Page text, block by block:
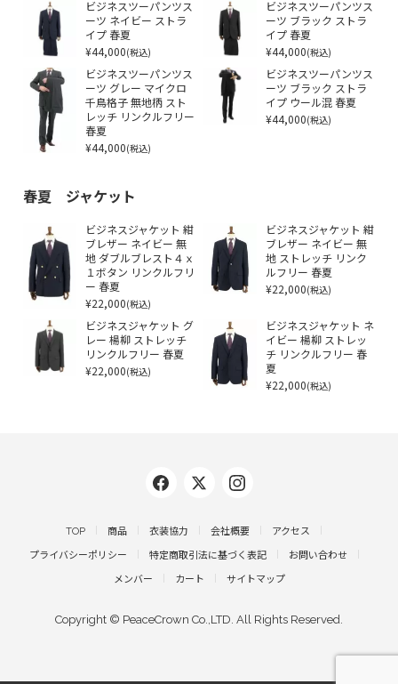
ビジネスツーパンツス
ーツ ネイビー ストラ
イプ 春夏
¥44,000(税込)
ビジネスツーパンツス
ーツ ブラック ストラ
イプ 春夏
¥44,000(税込)
ビジネスツーパンツス
ーツ グレー マイクロ
千鳥格子 無地柄 スト
レッチ リンクルフリー
春夏
¥44,000(税込)
ビジネスツーパンツス
ーツ ブラック ストラ
イプ ウール混 春夏
¥44,000(税込)
春夏 ジャケット
ビジネスジャケット 紺
ブレザー ネイビー 無
地 ダブルブレスト４ｘ
１ボタン リンクルフリ
ー 春夏
¥22,000(税込)
ビジネスジャケット 紺
ブレザー ネイビー 無
地 ストレッチ リンク
ルフリー 春夏
¥22,000(税込)
ビジネスジャケット グ
レー 楊柳 ストレッチ
リンクルフリー 春夏
¥22,000(税込)
ビジネスジャケット ネ
イビー 楊柳 ストレッ
チ リンクルフリー 春
夏
¥22,000(税込)
TOP 商品 衣装協力 会社概要 アクセス
プライバシーポリシー 特定商取引法に基づく表記 お問い合わせ
メンバー カート サイトマップ
Copyright © PeaceCrown Co.,LTD. All Rights Reserved.